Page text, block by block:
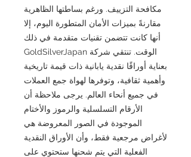
مكافحة التزييف. ورغم بساطتها الظاهرية
مقارنةً بميزات الأمان المتطورة اليوم، إلا
أنها كانت تتضمن تقنيات متقدمة في ذلك
الوقت. تنتقي شركة GoldSilverJapan
بعناية أوراقًا نقدية يابانية ذات قيمة تاريخية
وأهمية ثقافية، وتوفرها لهواة جمع العملات
في جميع أنحاء العالم. يرجى ملاحظة أن
الأرقام التسلسلية والرموز والأختام
الموجودة في الصور المعروضة هي
لأغراض مرجعية فقط، وأن الأوراق النقدية
الفعلية التي يتم شحنها ستحتوي على